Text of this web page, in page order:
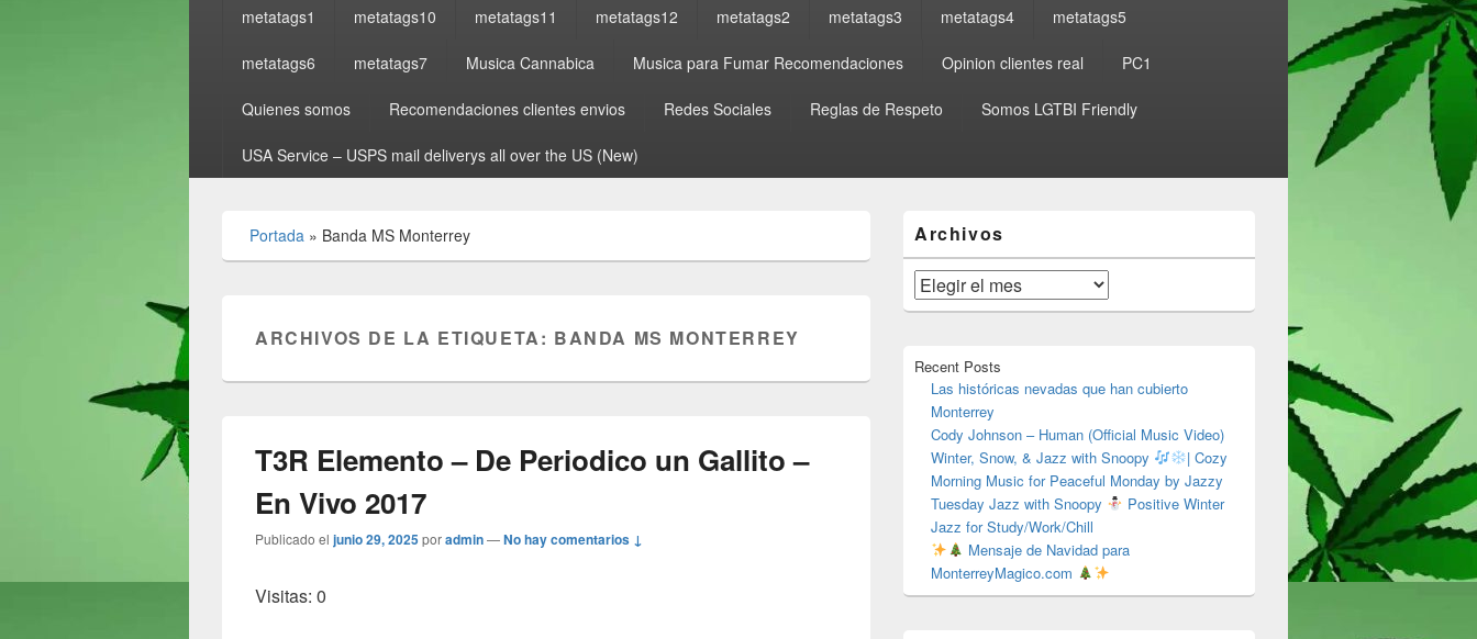
metatags1 metatags10 metatags11 metatags12 metatags2 metatags3 metatags4 metatags5
metatags6 metatags7 Musica Cannabica Musica para Fumar Recomendaciones Opinion clientes real PC1
Quienes somos Recomendaciones clientes envios Redes Sociales Reglas de Respeto Somos LGTBI Friendly
USA Service – USPS mail deliverys all over the US (New)
Portada » Banda MS Monterrey
ARCHIVOS DE LA ETIQUETA: BANDA MS MONTERREY
T3R Elemento – De Periodico un Gallito –
En Vivo 2017
Publicado el junio 29, 2025poradmin—No hay comentarios ↓
Visitas: 0
área
de
widget
barra
lateral
Archivos
Archivos
Recent Posts
Las históricas nevadas que han cubierto
Monterrey
Cody Johnson – Human (Official Music Video)
Winter, Snow, & Jazz with Snoopy
| Cozy
Morning Music for Peaceful Monday by Jazzy
Tuesday Jazz with Snoopy
Positive Winter
Jazz for Study/Work/Chill
Mensaje de Navidad para
MonterreyMagico.com